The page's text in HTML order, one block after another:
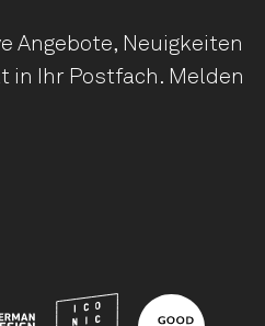
Angebote, Neuigkeiten
in Ihr Postfach. Melden